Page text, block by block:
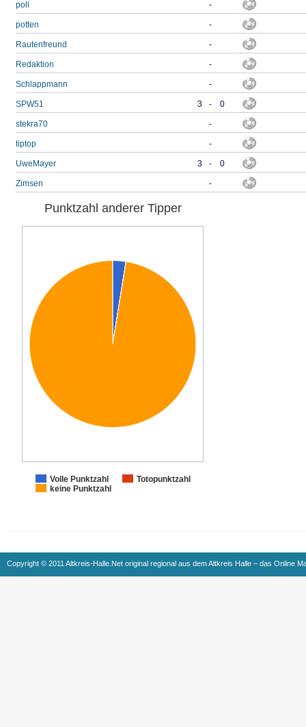
poll -
potten -
Rautenfreund -
Redaktion -
Schlappmann -
SPW51 3 - 0
stekra70 -
tiptop -
UweMayer 3 - 0
Zimsen -
Punktzahl anderer Tipper
Volle Punktzahl
Totopunktzahl
keine Punktzahl
Copyright © 2011 Altkreis-Halle.Net original regional aus dem Altkreis Halle – das Online